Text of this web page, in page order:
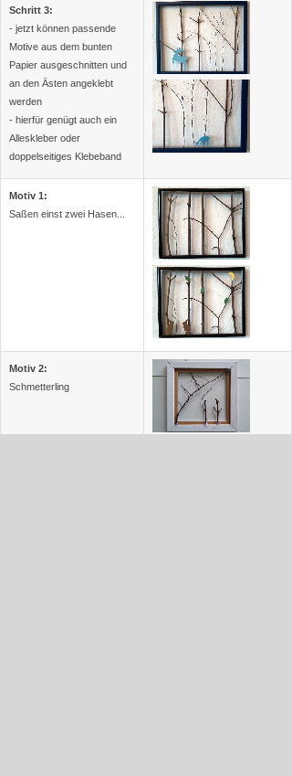
Schritt 3:
- jetzt können passende
Motive aus dem bunten
Papier ausgeschnitten und
an den Ästen angeklebt
werden
- hierfür genügt auch ein
Alleskleber oder
doppelseitiges Klebeband
Motiv 1:
Saßen einst zwei Hasen...
Motiv 2:
Schmetterling